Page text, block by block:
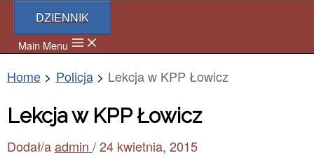
DZIENNIK
Main Menu
Home Policja Lekcja w KPP Łowicz
Lekcja w KPP Łowicz
Dodał/a admin /24 kwietnia, 2015